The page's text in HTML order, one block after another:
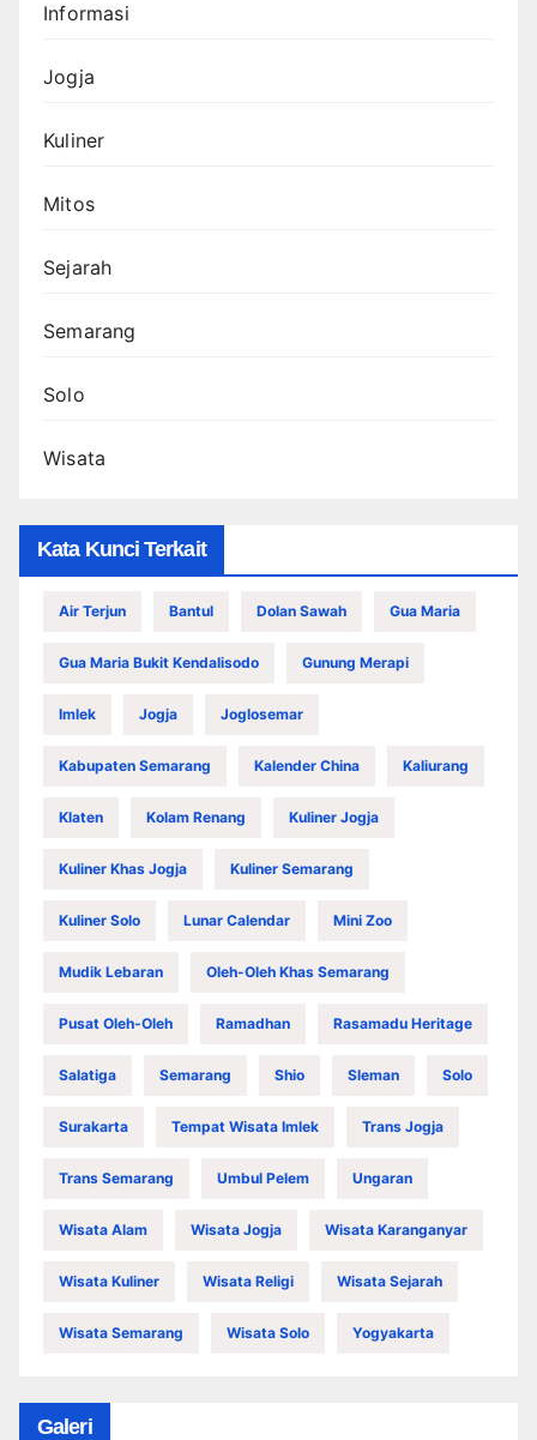
Informasi
Jogja
Kuliner
Mitos
Sejarah
Semarang
Solo
Wisata
Kata Kunci Terkait
Air Terjun Bantul Dolan Sawah Gua Maria
Gua Maria Bukit Kendalisodo Gunung Merapi
Imlek Jogja Joglosemar
Kabupaten Semarang Kalender China Kaliurang
Klaten Kolam Renang Kuliner Jogja
Kuliner Khas Jogja Kuliner Semarang
Kuliner Solo Lunar Calendar Mini Zoo
Mudik Lebaran Oleh-Oleh Khas Semarang
Pusat Oleh-Oleh Ramadhan Rasamadu Heritage
Salatiga Semarang Shio Sleman Solo
Surakarta Tempat Wisata Imlek Trans Jogja
Trans Semarang Umbul Pelem Ungaran
Wisata Alam Wisata Jogja Wisata Karanganyar
Wisata Kuliner Wisata Religi Wisata Sejarah
Wisata Semarang Wisata Solo Yogyakarta
Galeri